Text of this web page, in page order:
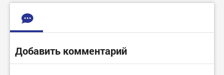
Добавить комментарий